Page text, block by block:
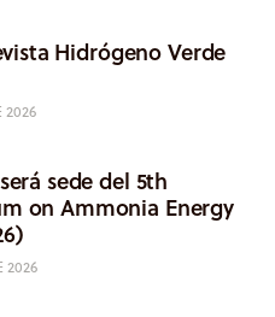
Hidrógeno Verde
2026
sede del 5th
on Ammonia Energy
2026